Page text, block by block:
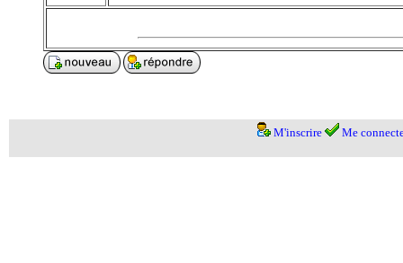
M'inscrire Me